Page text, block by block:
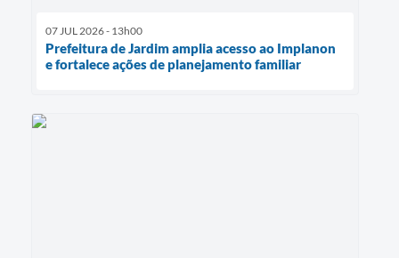
07 JUL 2026 - 13h00
Prefeitura de Jardim amplia acesso ao Implanon
e fortalece ações de planejamento familiar